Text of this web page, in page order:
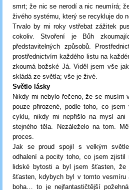
smrt; že nic se nerodí a nic neumírá;
živého systému, který se recykluje do
Trvalo by mi roky vstřebat zážitek
cokoliv. Stvoření je Bůh
představitelných způsobů.
prostřednictvím každého listu na
zkoumá božské Já. Viděl jsem vše
skládá ze světla; vše je živé.
Světlo lásky
Nikdy mi nebylo řečeno, že se
pouze přirozené, podle toho, co
cyklu, nikdy mi nepřišlo na mysl
stejného těla. Nezáleželo na tom.
proces.
Jak se proud spojil s velkým
odhalení a pocity toho, co jsem
lidské bytosti a byl jsem šťasten,
šťasten, kdybych byl v tomto vesmíru
boha… to je nejfantastičtější